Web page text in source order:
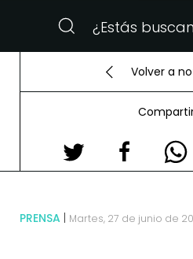
Volver a
PRENSA Martes, 27 de junio de